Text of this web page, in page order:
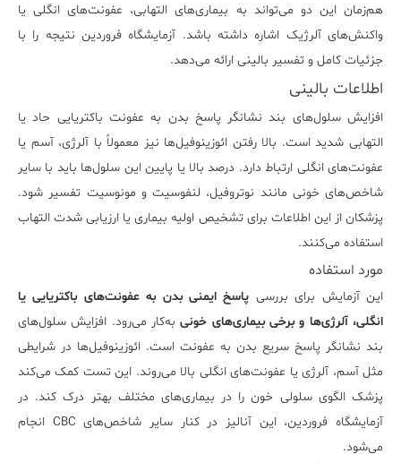
هم‌زمان این دو می‌تواند به بیماری‌های التهابی، عفونت‌های انگلی یا
واکنش‌های آلرژیک اشاره داشته باشد. آزمایشگاه فروردین نتیجه را با
جزئیات کامل و تفسیر بالینی ارائه می‌دهد.
اطلاعات بالینی
افزایش سلول‌های بند نشانگر پاسخ بدن به عفونت باکتریایی حاد یا
التهابی شدید است. بالا رفتن ائوزینوفیل‌ها نیز معمولاً با آلرژی، آسم یا
عفونت‌های انگلی ارتباط دارد. درصد بالا یا پایین این سلول‌ها باید با سایر
شاخص‌های خونی مانند نوتروفیل، لنفوسیت و مونوسیت تفسیر شود.
پزشکان از این اطلاعات برای تشخیص اولیه بیماری یا ارزیابی شدت التهاب
استفاده می‌کنند.
مورد استفاده
این آزمایش برای بررسی پاسخ ایمنی بدن به عفونت‌های باکتریایی یا
انگلی، آلرژی‌ها و برخی بیماری‌های خونیبه‌کار می‌رود. افزایش سلول‌های
بند نشانگر پاسخ سریع بدن به عفونت است. ائوزینوفیل‌ها در شرایطی
مثل آسم، آلرژی یا عفونت‌های انگلی بالا می‌روند. این تست کمک می‌کند
پزشک الگوی سلولی خون را در بیماری‌های مختلف بهتر درک کند. در
آزمایشگاه فروردین، این آنالیز در کنار سایر شاخص‌های CBC انجام
می‌شود.